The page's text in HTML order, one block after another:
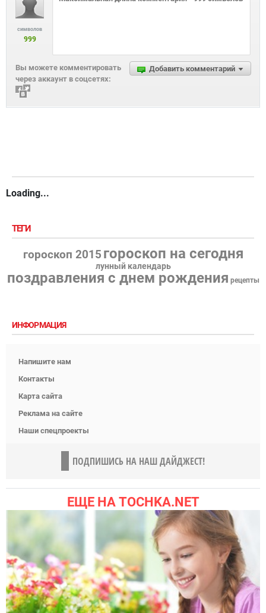
символов
999
Добавить комментарий
Вы можете комментировать
через аккаунт в соцсетях:
Loading...
ТЕГИ
гороскоп 2015 гороскоп на сегодня
лунный календарь
поздравления с днем рождения рецепты
ИНФОРМАЦИЯ
Напишите нам
Контакты
Карта сайта
Реклама на сайте
Наши спецпроекты
ПОДПИШИСЬ НА НАШ ДАЙДЖЕСТ!
ЕЩЕ НА TOCHKA.NET